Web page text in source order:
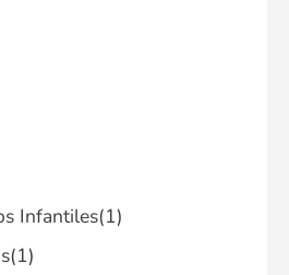
Infantiles(1)
(1)